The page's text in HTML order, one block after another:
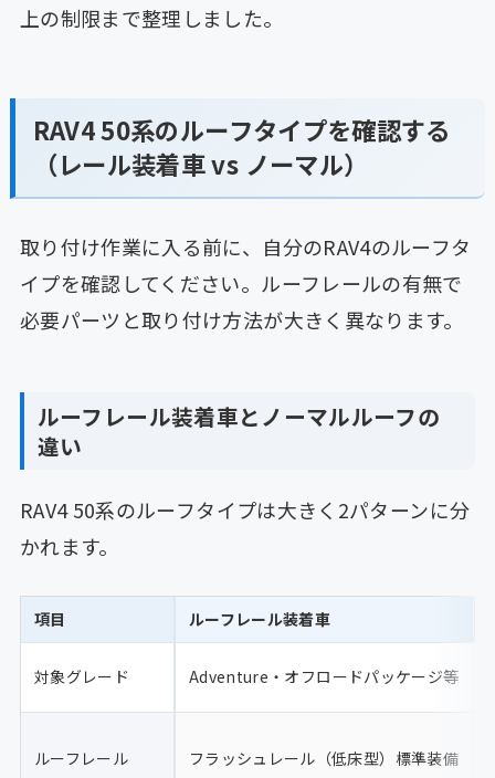
上の制限まで整理しました。
RAV4 50系のルーフタイプを確認する
（レール装着車 vs ノーマル）
取り付け作業に入る前に、自分のRAV4のルーフタ
イプを確認してください。ルーフレールの有無で
必要パーツと取り付け方法が大きく異なります。
ルーフレール装着車とノーマルルーフの
違い
RAV4 50系のルーフタイプは大きく2パターンに分
かれます。
項目 ルーフレール装着車
対象グレード Adventure・オフロードパッケージ等
ルーフレール フラッシュレール（低床型）標準装備